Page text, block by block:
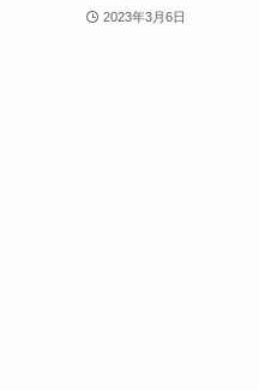
2023年3月6日